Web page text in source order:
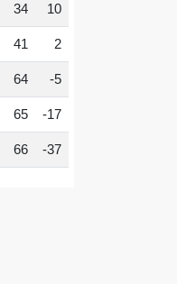
34 10
41 2
64 -5
65 -17
66 -37